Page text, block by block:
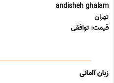
andisheh ghalam
تهران
قیمت: توافقی
زبان آامانی